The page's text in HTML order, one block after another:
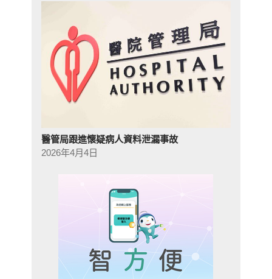
醫管局跟進懷疑病人資料泄漏事故
2026年4月4日